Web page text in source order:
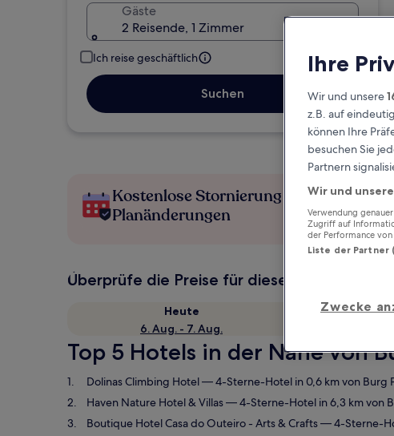
Gäste
2 Reisende, 1 Zimmer
Ich reise geschäftlich
Suchen
Kostenlose Stornierung bei
Planänderungen
Überprüfe die Preise für diese Daten
Heute
6. Aug. - 7. Aug.
Top 5 Hotels in der Nähe von
Dolinas Climbing Hotel— 4-Sterne-Hotel in 0,6 km von Burg
Haven Nature Hotel & Villas— 4-Sterne-Hotel in 6,3 km von
Boutique Hotel Casa do Outeiro - Arts & Crafts— 4-Sterne-
Ihre
Wir und unsere
z.B. auf
können Ihre
besuchen Sie
Partnern
Wir und
Verwendung
Zugriff auf
der Performance
Liste der Partner
Zwecke